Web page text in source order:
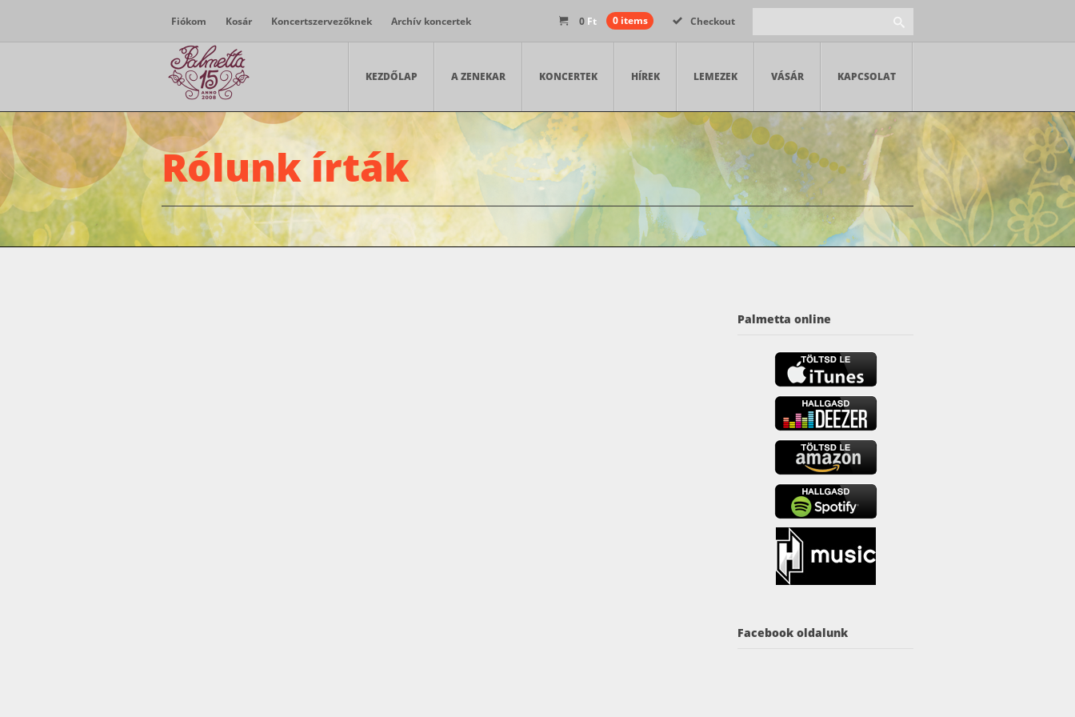
Fiókom Kosár Koncertszervezőknek Archív koncertek 0 Ft 0 items Checkout
KEZDŐLAP A ZENEKAR KONCERTEK HÍREK LEMEZEK VÁSÁR KAPCSOLAT
Rólunk írták
Palmetta online
Facebook oldalunk